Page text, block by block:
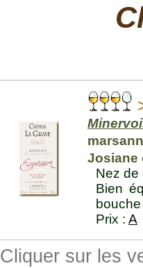
Josiane
Nez de
Bien
Prix : A
Cliquer sur les